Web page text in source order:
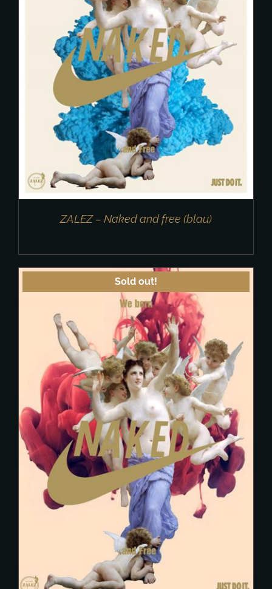
ZALEZ – Naked and free (blau)
Sold out!